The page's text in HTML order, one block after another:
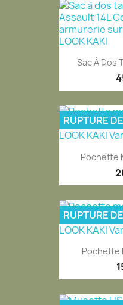
Sac À Dos
Pochette
RUPTURE
Pochette
RUPTURE